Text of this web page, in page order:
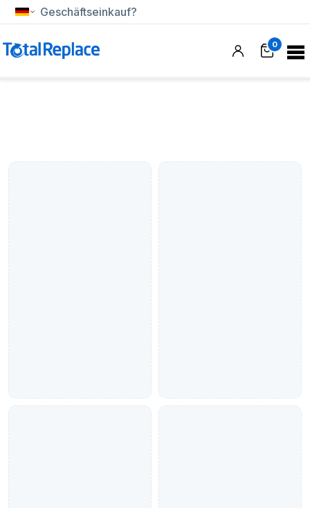
Geschäftseinkauf?
0